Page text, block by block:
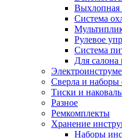
Выхлопная
Система
Рулевое
Система
Для салона
Сверла и наборы
Тиски и
Разное
Ремкомплекты
Хранение
Наборы